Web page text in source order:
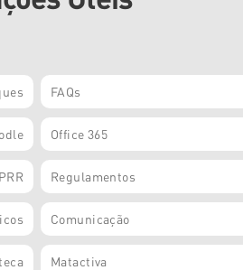
FAQs
Office 365
PRR Regulamentos
Comunicação
Matactiva